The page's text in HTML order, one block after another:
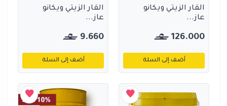
القار الزيتي ويكانو
عاز...
126.000
أضف إلى السلة
القار الزيتي ويكانو
عاز...
9.660
أضف إلى السلة